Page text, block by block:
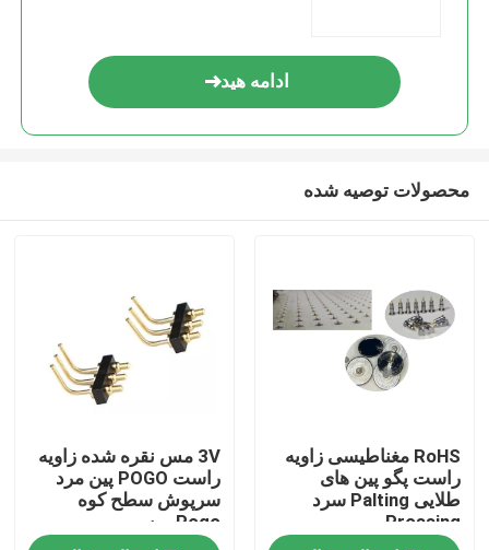
ادامه هید
محصولات توصیه شده
RoHS مغناطیسی زاویه
راست پگو پین های
طلایی Palting سرد
Prossing
3V مس نقره شده زاویه
راست POGO پین مرد
سرپوش سطح کوه
Pogo پین